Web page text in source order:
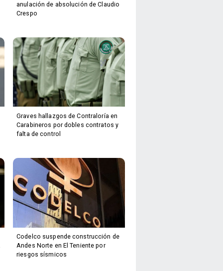
anulación de absolución de Claudio
Crespo
Graves hallazgos de Contraloría en
Carabineros por dobles contratos y
falta de control
Codelco suspende construcción de
Andes Norte en El Teniente por
riesgos sísmicos